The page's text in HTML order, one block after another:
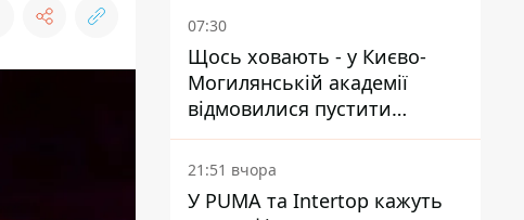
07:30
Щось ховають - у Києво-
Могилянській академії
відмовилися пустити
комісію з охорони пам'яток
на територію
21:51 вчора
У PUMA та Intertop кажуть